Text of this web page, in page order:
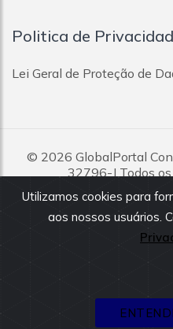
Utilizamos cookies para
aos nossos usuários.
Politica de
Lei Geral de Proteção de
© 2026 GlobalPortal
32796-J Todos
Todas as informações e
fornecidos pelos
alterações sem aviso prévio.